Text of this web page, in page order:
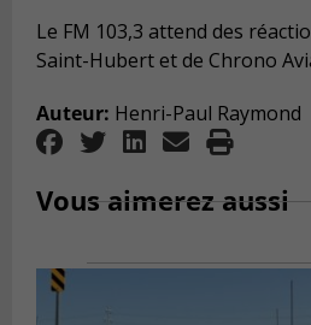
Le FM 103,3 attend des
Saint-Hubert et de Chrono
Auteur: Henri-Paul Raymond
Vous aimerez aussi